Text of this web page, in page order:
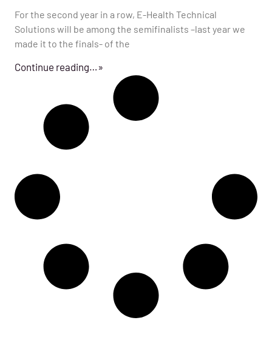
For the second year in a row, E-Health Technical
Solutions will be among the semifinalists –last year we
made it to the finals- of the
Continue reading…»